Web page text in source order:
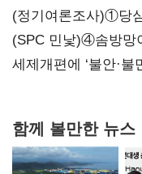
대전’
(정기여론조사)①당
지지도 '50% 아래로
(SPC 민낯)④솜방망
세제개편에 ‘불안·
함께 볼만한 뉴스